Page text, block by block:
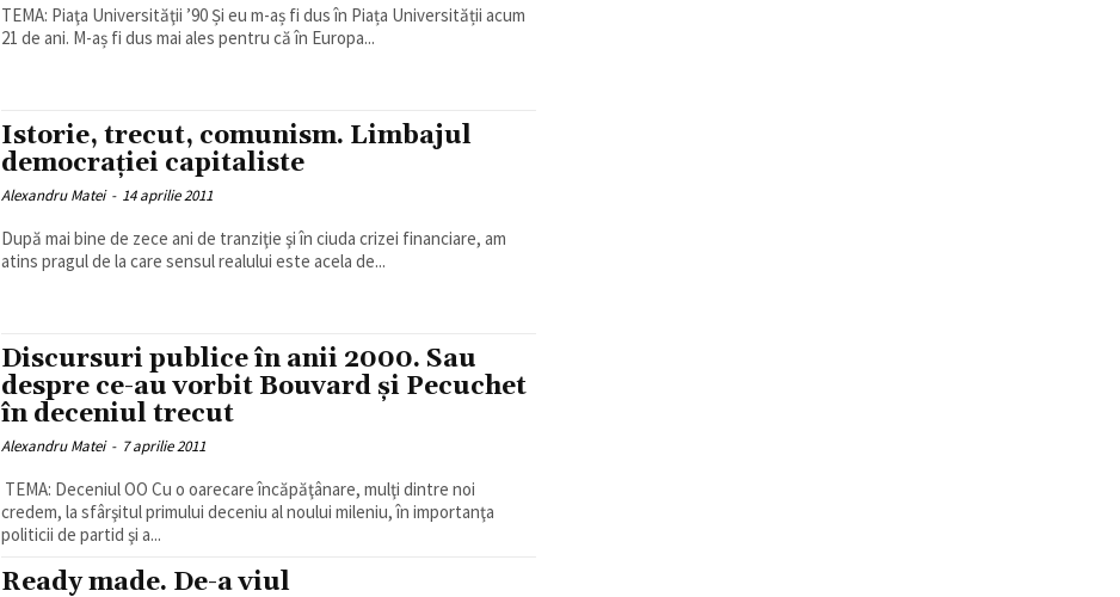
TEMA: Piaţa Universităţii ’90 Și eu m-aș fi dus în Piața Universității acum
21 de ani. M-aș fi dus mai ales pentru că în Europa...
Istorie, trecut, comunism. Limbajul
democraţiei capitaliste
Alexandru Matei - 14 aprilie 2011
După mai bine de zece ani de tranziţie şi în ciuda crizei financiare, am
atins pragul de la care sensul realului este acela de...
Discursuri publice în anii 2000. Sau
despre ce-au vorbit Bouvard și Pecuchet
în deceniul trecut
Alexandru Matei - 7 aprilie 2011
TEMA: Deceniul OO Cu o oarecare încăpăţânare, mulţi dintre noi
credem, la sfârşitul primului deceniu al noului mileniu, în importanţa
politicii de partid şi a...
Ready made. De-a viul